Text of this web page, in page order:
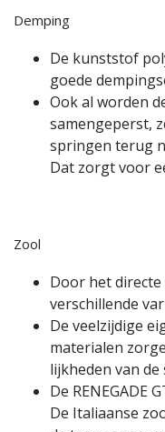
Demping
De kunststof
goede
Ook al worden
samen­geperst,
springen terug
Dat zorgt voor
Zool
Door het
verschillende
De veel­zijdige
mate­rialen
lijkheden van
De RENEGADE
De Italiaanse